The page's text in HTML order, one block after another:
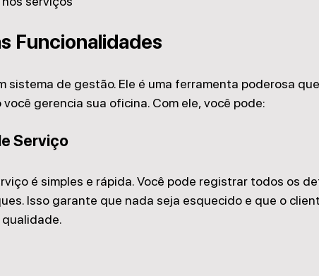
Funcionalidades
sistema de gestão. Ele é uma ferramenta poderosa que
gerencia sua oficina. Com ele, você pode:
Serviço
é simples e rápida. Você pode registrar todos os
Isso garante que nada seja esquecido e que o